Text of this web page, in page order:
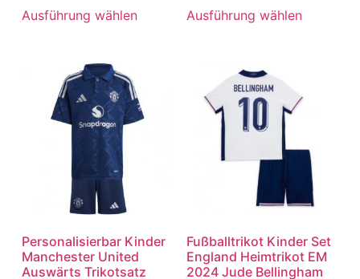
von 5
Ausführung wählen
von 5
Ausführung wählen
Personalisierbar Kinder
Manchester United
Auswärts Trikotsatz
Fußballtrikot Kinder Set
England Heimtrikot EM
2024 Jude Bellingham